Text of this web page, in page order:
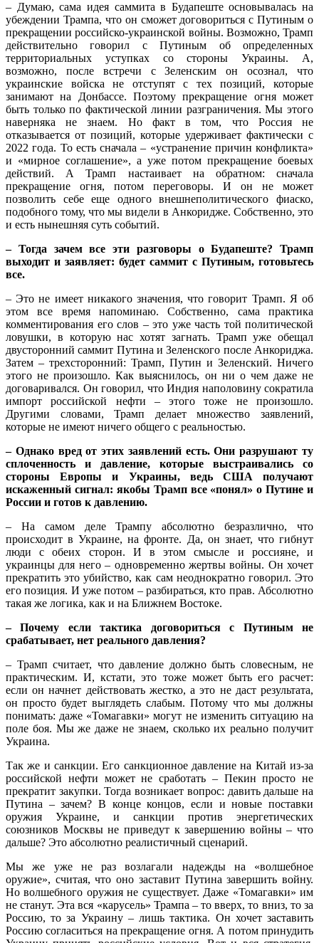
– Думаю, сама идея саммита в Будапеште основывалась на
убеждении Трампа, что он сможет договориться с Путиным о
прекращении российско-украинской войны. Возможно, Трамп
действительно говорил с Путиным об определенных
территориальных уступках со стороны Украины. А,
возможно, после встречи с Зеленским он осознал, что
украинские войска не отступят с тех позиций, которые
занимают на Донбассе. Поэтому прекращение огня может
быть только по фактической линии разграничения. Мы этого
наверняка не знаем. Но факт в том, что Россия не
отказывается от позиций, которые удерживает фактически с
2022 года. То есть сначала – «устранение причин конфликта»
и «мирное соглашение», а уже потом прекращение боевых
действий. А Трамп настаивает на обратном: сначала
прекращение огня, потом переговоры. И он не может
позволить себе еще одного внешнеполитического фиаско,
подобного тому, что мы видели в Анкоридже. Собственно, это
и есть нынешняя суть событий.
– Тогда зачем все эти разговоры о Будапеште? Трамп
выходит и заявляет: будет саммит с Путиным, готовьтесь
все.
– Это не имеет никакого значения, что говорит Трамп. Я об
этом все время напоминаю. Собственно, сама практика
комментирования его слов – это уже часть той политической
ловушки, в которую нас хотят загнать. Трамп уже обещал
двусторонний саммит Путина и Зеленского после Анкориджа.
Затем – трехсторонний: Трамп, Путин и Зеленский. Ничего
этого не произошло. Как выяснилось, он ни о чем даже не
договаривался. Он говорил, что Индия наполовину сократила
импорт российской нефти – этого тоже не произошло.
Другими словами, Трамп делает множество заявлений,
которые не имеют ничего общего с реальностью.
– Однако вред от этих заявлений есть. Они разрушают ту
сплоченность и давление, которые выстраивались со
стороны Европы и Украины, ведь США получают
искаженный сигнал: якобы Трамп все «понял» о Путине и
России и готов к давлению.
– На самом деле Трампу абсолютно безразлично, что
происходит в Украине, на фронте. Да, он знает, что гибнут
люди с обеих сторон. И в этом смысле и россияне, и
украинцы для него – одновременно жертвы войны. Он хочет
прекратить это убийство, как сам неоднократно говорил. Это
его позиция. И уже потом – разбираться, кто прав. Абсолютно
такая же логика, как и на Ближнем Востоке.
– Почему если тактика договориться с Путиным не
срабатывает, нет реального давления?
– Трамп считает, что давление должно быть словесным, не
практическим. И, кстати, это тоже может быть его расчет:
если он начнет действовать жестко, а это не даст результата,
он просто будет выглядеть слабым. Потому что мы должны
понимать: даже «Томагавки» могут не изменить ситуацию на
поле боя. Мы же даже не знаем, сколько их реально получит
Украина.
Так же и санкции. Его санкционное давление на Китай из-за
российской нефти может не сработать – Пекин просто не
прекратит закупки. Тогда возникает вопрос: давить дальше на
Путина – зачем? В конце концов, если и новые поставки
оружия Украине, и санкции против энергетических
союзников Москвы не приведут к завершению войны – что
дальше? Это абсолютно реалистичный сценарий.
Мы же уже не раз возлагали надежды на «волшебное
оружие», считая, что оно заставит Путина завершить войну.
Но волшебного оружия не существует. Даже «Томагавки» им
не станут. Эта вся «карусель» Трампа – то вверх, то вниз, то за
Россию, то за Украину – лишь тактика. Он хочет заставить
Россию согласиться на прекращение огня. А потом принудить